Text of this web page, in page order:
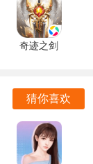
1、逆袭龙套，走
玩家将扮演一位
2、时尚比拼，个
核心玩法围绕换
意，为角色设计
方正版
奇迹之剑
猜你喜欢